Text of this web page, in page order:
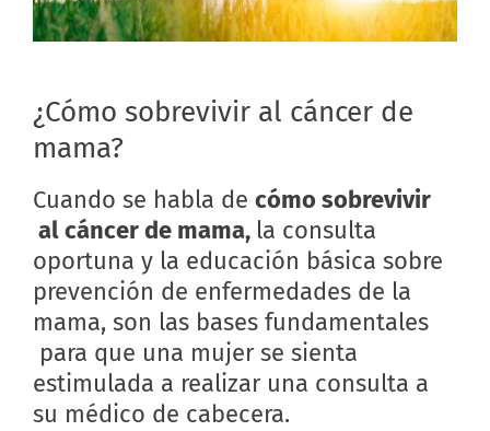
¿Cómo sobrevivir al cáncer de
mama?
Cuando se habla de cómo sobrevivir
al cáncer de mama, la consulta
oportuna y la educación básica sobre
prevención de enfermedades de la
mama, son las bases fundamentales
para que una mujer se sienta
estimulada a realizar una consulta a
su médico de cabecera.